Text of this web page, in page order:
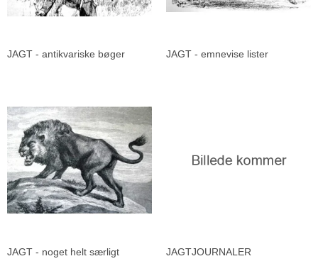
JAGT - antikvariske bøger JAGT - emnevise lister
JAGT - noget helt særligt JAGTJOURNALER